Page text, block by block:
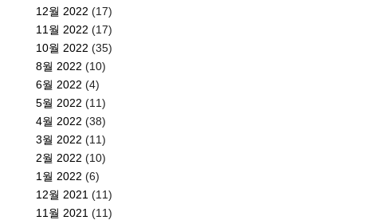
12월 2022 (17)
11월 2022 (17)
10월 2022 (35)
8월 2022 (10)
6월 2022 (4)
5월 2022 (11)
4월 2022 (38)
3월 2022 (11)
2월 2022 (10)
1월 2022 (6)
12월 2021 (11)
11월 2021 (11)